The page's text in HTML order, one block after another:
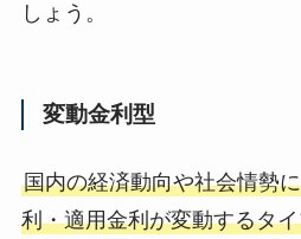
しょう。
変動金利型
国内の経済動向や社会情勢
利・適用金利が変動するタ